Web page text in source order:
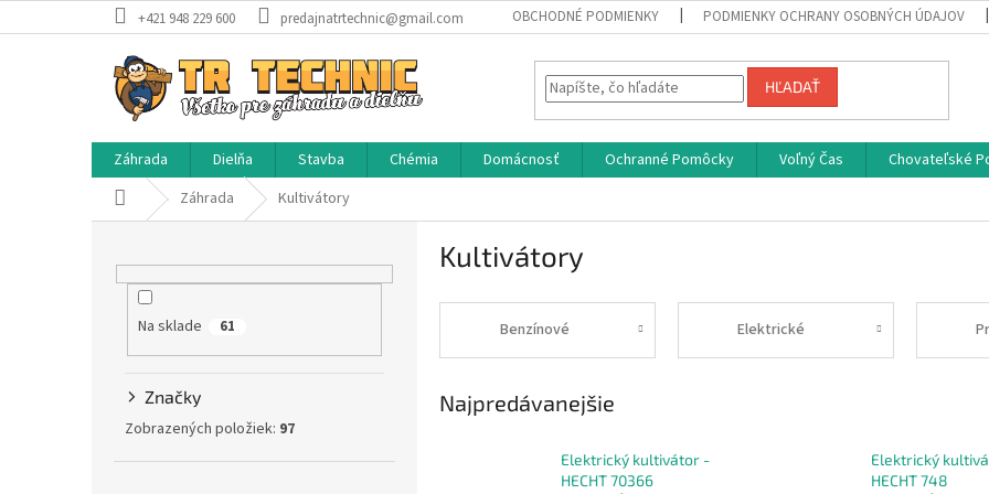
na
+421 948 229 600 predajnatrtechnic@gmail.com OBCHODNÉ PODMIENKY PODMIENKY OCHRANY OSOBNÝCH ÚDAJOV
HĽADAŤ
Záhrada Dielňa Stavba Chémia Domácnosť Ochranné Pomôcky Voľný Čas Chovateľské
Domov Záhrada Kultivátory
Na sklade 61
Značky
Zobrazených položiek: 97
Kultivátory
Benzínové Elektrické
Najpredávanejšie
Elektrický kultivátor -
HECHT 70366
Elektrický
HECHT 748